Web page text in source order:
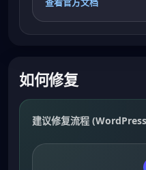
如何修复
建议修复流程